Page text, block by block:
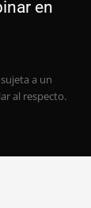
en
a un
al respecto.